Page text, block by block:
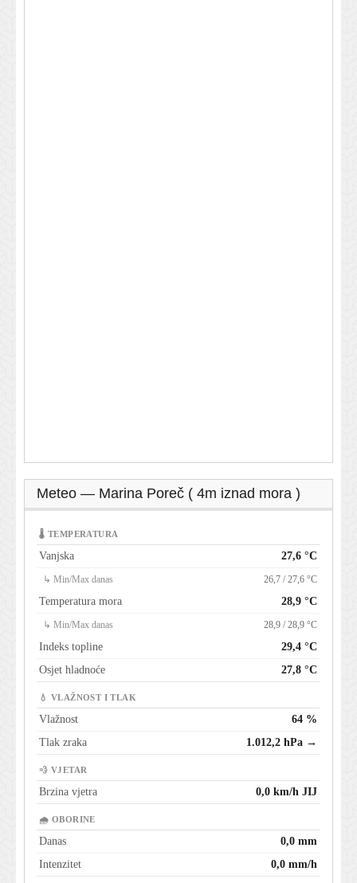
Meteo — Marina Poreč ( 4m iznad mora )
🌡 TEMPERATURA
Vanjska 27,6 °C
↳ Min/Max danas 26,7 / 27,6 °C
Temperatura mora 28,9 °C
↳ Min/Max danas 28,9 / 28,9 °C
Indeks topline
29,4 °C
Osjet hladnoće
27,8 °C
💧 VLAŽNOST I TLAK
Vlažnost
64 %
Tlak zraka
1.012,2 hPa →
💨 VJETAR
Brzina vjetra 0,0 km/h JIJ
🌧 OBORINE
Danas
0,0 mm
Intenzitet
0,0 mm/h